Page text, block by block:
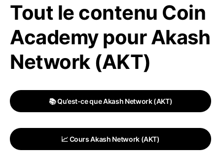
Tout le contenu Coin
Academy pour Akash
Network (AKT)
📚 Qu’est-ce que Akash Network (AKT)
📈 Cours Akash Network (AKT)